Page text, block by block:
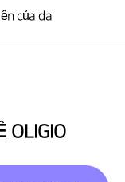
của da
OLIGIO